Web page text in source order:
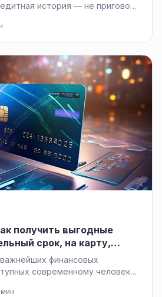
история — не приговор.
получить выгодные
срок, на карту,
финансовых
современному человеку.
мин